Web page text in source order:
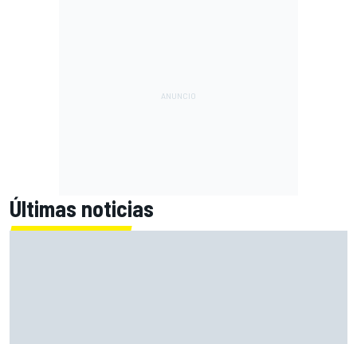
Últimas noticias